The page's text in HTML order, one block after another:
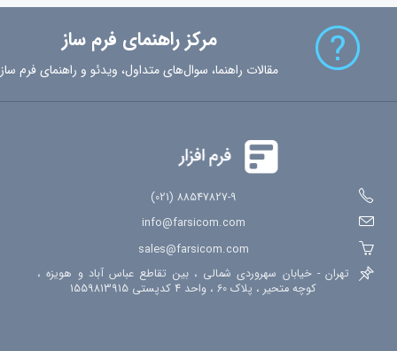
مرکز راهنمای فرم ساز
مقالات راهنما، سوال‌های متداول، ویدئو و راهنمای فرم ساز
88547827-9 (021)
info@farsicom.com
sales@farsicom.com
تهران - خیابان سهروردی شمالی ، بین تقاطع عباس آباد و هویزه ،
کوچه متحیر ، پلاک 60 ، واحد 4 کدپستی 1559813915